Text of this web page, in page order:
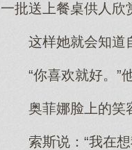
一批送上餐桌供人欣
这样她就会知道
“你喜欢就好。”
奥菲娜脸上的笑
索斯说：“我在